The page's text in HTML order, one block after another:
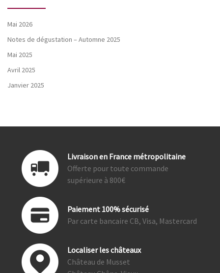
Mai 2026
Notes de dégustation – Automne 2025
Mai 2025
Avril 2025
Janvier 2025
Livraison en France métropolitaine
Offerte pour toute commande
supérieure à 800€
Paiement 100% sécurisé
Par carte bancaire CB, Visa, Mastercard
Localiser les châteaux
Château de Musset